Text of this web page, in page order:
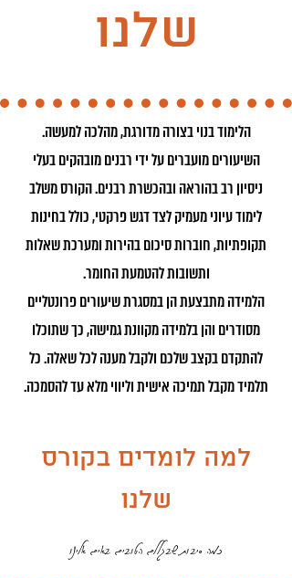
שלנו
הלימוד בנוי בצורה מדורגת, מהלכה למעשה.
השיעורים מועברים על ידי רבנים מובהקים בעלי
ניסיון רב בהוראה ובהכשרת רבנים. הקורס משלב
לימוד עיוני מעמיק לצד דגש פרקטי, כולל בחינות
תקופתיות, חוברות סיכום בהירות ומערכת שאלות
ותשובות להטמעת החומר.
הלמידה מתבצעת הן במסגרת שיעורים פרונטליים
מסודרים והן בלמידה מקוונת גמישה, כך שתוכלו
להתקדם בקצב שלכם ולקבל מענה לכל שאלה. כל
תלמיד מקבל תמיכה אישית וליווי מלא עד להסמכה.
למה לומדים בקורס
שלנו
כמה סיבות שבגללם הטובים באים אלינו